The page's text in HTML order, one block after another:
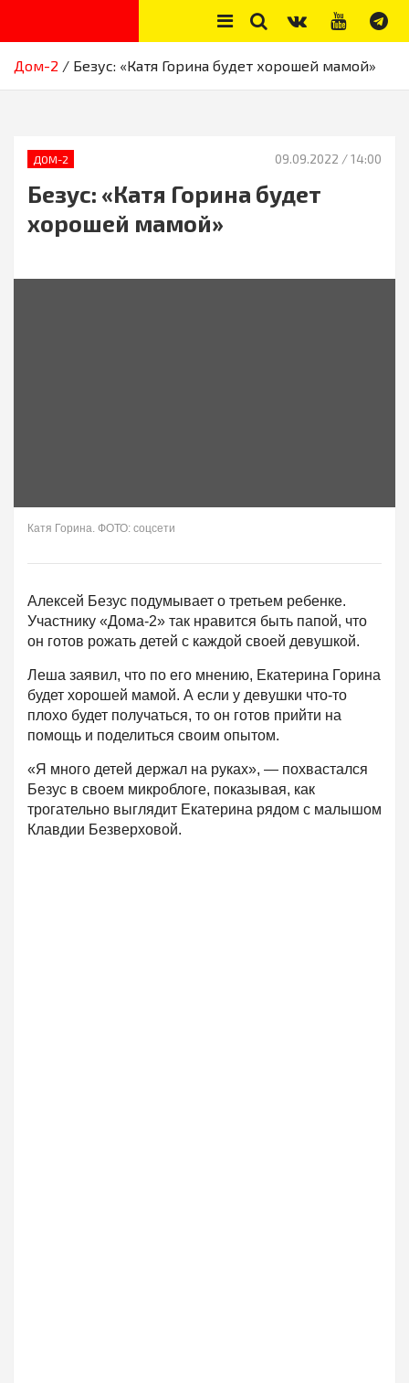
Секреты звёзд
видео из жизни звёзд
Дом-2 Безус: «Катя Горина будет хорошей мамой»
ДОМ-2 09.09.2022 / 14:00
Безус: «Катя Горина будет
хорошей мамой»
Катя Горина. ФОТО: соцсети
Алексей Безус подумывает о третьем ребенке.
Участнику «Дома-2» так нравится быть папой, что
он готов рожать детей с каждой своей девушкой.
Леша заявил, что по его мнению, Екатерина Горина
будет хорошей мамой. А если у девушки что-то
плохо будет получаться, то он готов прийти на
помощь и поделиться своим опытом.
«Я много детей держал на руках», — похвастался
Безус в своем микроблоге, показывая, как
трогательно выглядит Екатерина рядом с малышом
Клавдии Безверховой.